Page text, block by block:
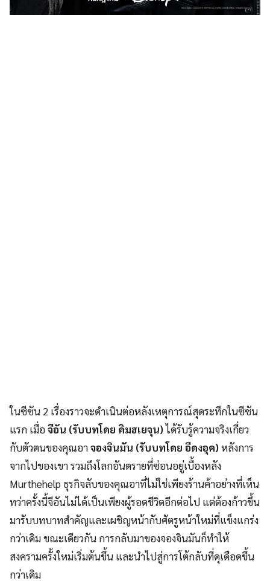
ในซีซัน 2 เรื่องราวจะดำเนินต่อหลังเหตุการณ์สุดระทึกในซีซัน
แรก เมื่อจีอัน (รับบทโดย คิมฮเยจุน)ได้รับรู้ความจริงเกี่ยว
กับตัวตนของคุณอาจองจินมัน (รับบทโดย อีดงอุค)หลังการ
จากไปของเขา รวมถึงโลกอันตรายที่ซ่อนอยู่เบื้องหลัง
Murthehelp ธุรกิจลับของคุณอาที่ไม่ใช่เพียงร้านค้าอย่างที่เห็น
ทว่าครั้งนี้จีอันไม่ได้เป็นเพียงผู้รอดชีวิตอีกต่อไป แต่ต้องก้าวขึ้น
มารับบทบาทสำคัญและเผชิญหน้ากับศัตรูหน้าใหม่ที่แข็งแกร่ง
กว่าเดิม ขณะเดียวกัน การกลับมาของจองจินมันก็ทำให้
สงครามครั้งใหม่เริ่มต้นขึ้น และนำไปสู่การโต้กลับที่ดุเดือดขึ้น
กว่าเดิม